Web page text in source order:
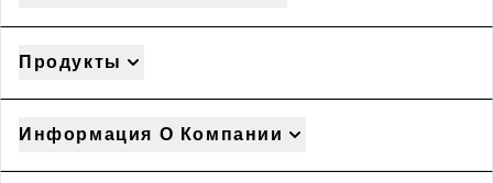
Продукты
Информация О Компании